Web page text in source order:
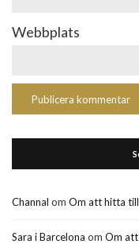
Webbplats
Channal om Om att hitta
Sara i Barcelona om Om att